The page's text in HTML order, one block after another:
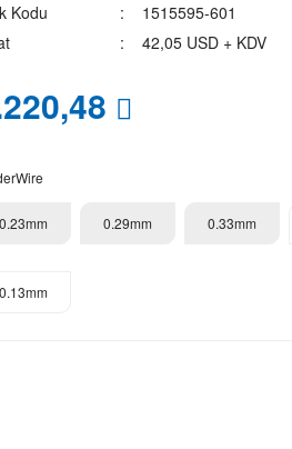
Kodu
1515595-601
42,05 USD + KDV
0.23mm 0.29mm 0.33mm
0.13mm